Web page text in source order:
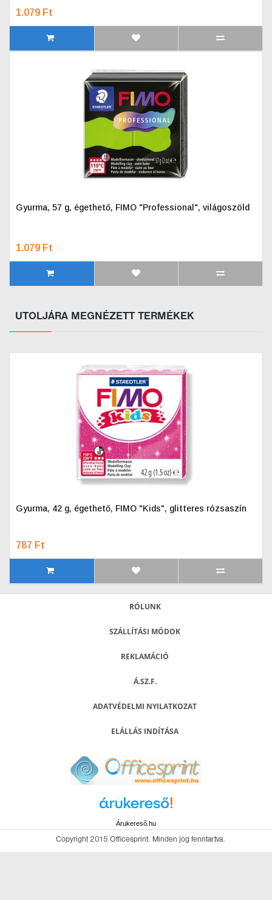
1.079 Ft
Gyurma, 57 g, égethető, FIMO "Professional", világoszöld
1.079 Ft
UTOLJÁRA MEGNÉZETT TERMÉKEK
Gyurma, 42 g, égethető, FIMO "Kids", glitteres rózsaszín
787 Ft
RÓLUNK
SZÁLLÍTÁSI MÓDOK
REKLAMÁCIÓ
Á.SZ.F.
ADATVÉDELMI NYILATKOZAT
ELÁLLÁS INDÍTÁSA
Árukereső.hu
Copyright 2015 Officesprint. Minden jog fenntartva.